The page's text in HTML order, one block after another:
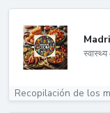
Recopilación de los